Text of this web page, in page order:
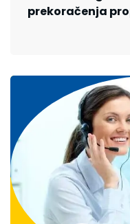
prekoračenja